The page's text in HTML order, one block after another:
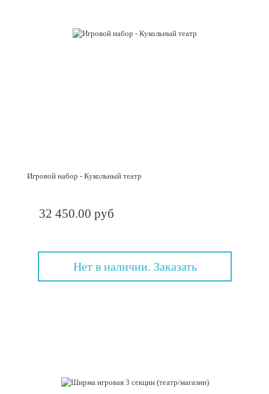
Игровой набор - Кукольный театр
32 450.00 руб
Нет в наличии. Заказать